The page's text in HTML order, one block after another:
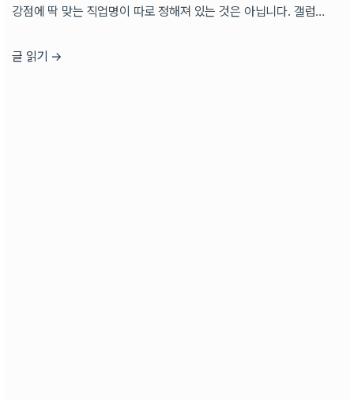
강점에 딱 맞는 직업명이 따로 정해져 있는 것은 아닙니다. 갤럽…
글 읽기 →